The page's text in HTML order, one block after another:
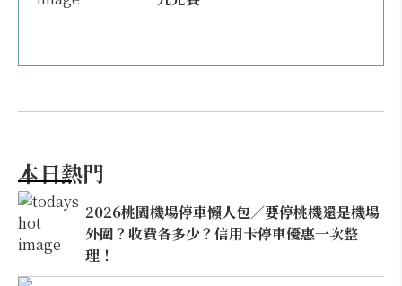
本日熱門
2026桃園機場停車懶人包／要停桃機還是機場
外圍？收費各多少？信用卡停車優惠一次整
理！